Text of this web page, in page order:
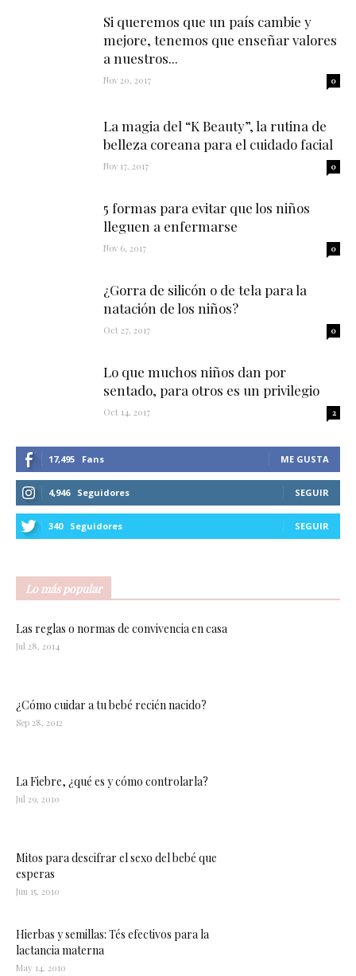
Si queremos que un país cambie y
mejore, tenemos que enseñar valores
a nuestros...
Nov 20, 2017 0
La magia del “K Beauty”, la rutina de
belleza coreana para el cuidado facial
Nov 17, 2017 0
5 formas para evitar que los niños
lleguen a enfermarse
Nov 6, 2017 0
¿Gorra de silicón o de tela para la
natación de los niños?
Oct 27, 2017 0
Lo que muchos niños dan por
sentado, para otros es un privilegio
Oct 14, 2017 2
17,495 Fans ME GUSTA
4,946 Seguidores SEGUIR
340 Seguidores SEGUIR
Lo más popular
Las reglas o normas de convivencia en casa
Jul 28, 2014
¿Cómo cuidar a tu bebé recién nacido?
Sep 28, 2012
La Fiebre, ¿qué es y cómo controlarla?
Jul 29, 2010
Mitos para descifrar el sexo del bebé que
esperas
Jun 15, 2010
Hierbas y semillas: Tés efectivos para la
lactancia materna
May 14, 2010